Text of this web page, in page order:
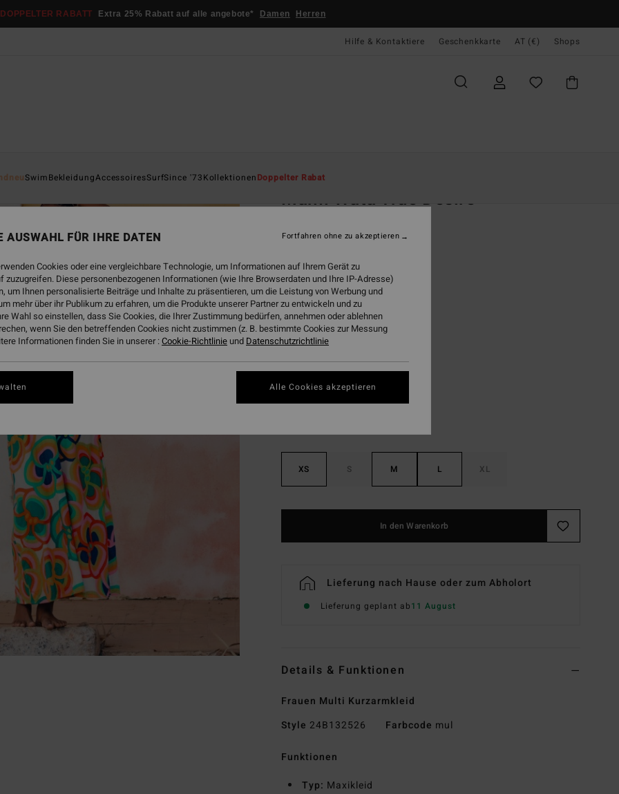
DOPPELTER RABATT Extra 25% Rabatt auf alle angebote* Damen Herren
Hilfe & Kontaktiere Geschenkkarte AT (€) Shops
SwimBekleidungAccessoiresSurfSince '73KollektionenDoppelter Rabat
Mami Wata True Desire
(1 Bewertungen)
€ 95,95
63%
€ 35,98
SALE
DOPPELTER RABATT EXTRA 25%
XS S M L XL
In den Warenkorb
Lieferung nach Hause oder zum Abholort
Lieferung geplant ab11 August
Details & Funktionen
Frauen Multi Kurzarmkleid
Style 24B132526 Farbcode mul
Funktionen
Typ: Maxikleid
AUSWAHL FÜR IHRE DATEN
Cookies oder eine vergleichbare Technologie, um Informationen auf Ihrem Gerät zu
zuzugreifen. Diese personenbezogenen Informationen (wie Ihre Browserdaten und Ihre IP-Adresse)
um Ihnen personalisierte Beiträge und Inhalte zu präsentieren, um die Leistung von Werbung und
mehr über ihr Publikum zu erfahren, um die Produkte unserer Partner zu entwickeln und zu
Wahl so einstellen, dass Sie Cookies, die Ihrer Zustimmung bedürfen, annehmen oder ablehnen
wenn Sie den betreffenden Cookies nicht zustimmen (z. B. bestimmte Cookies zur Messung
Informationen finden Sie in unserer :Cookie-Richtlinie und Datenschutzrichtlinie
Fortfahren ohne zu akzeptieren
Alle Cookies akzeptieren